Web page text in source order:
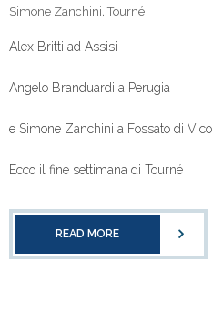
Simone Zanchini ,Tourné
Alex Britti ad Assisi
Angelo Branduardi a Perugia
e Simone Zanchini a Fossato di Vico
Ecco il fine settimana di Tourné
READ MORE